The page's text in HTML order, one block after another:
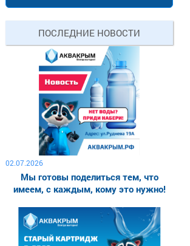
ПОСЛЕДНИЕ НОВОСТИ
02.07.2026
Мы готовы поделиться тем, что
имеем, с каждым, кому это нужно!